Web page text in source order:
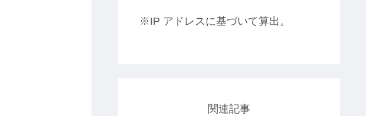
※IP アドレスに基づいて算出。
関連記事